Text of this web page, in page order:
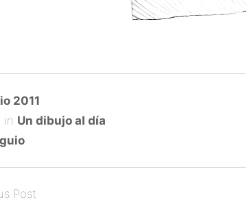
2011
in Un dibujo al día
Post